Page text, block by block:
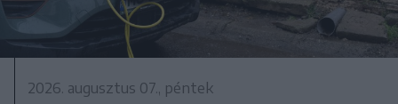
2026. augusztus 07., péntek